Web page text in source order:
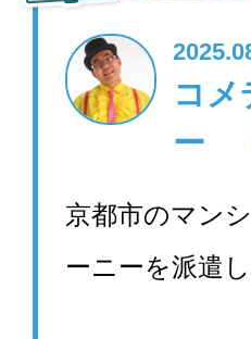
コ
ー
京都市のマン
ーニーを派遣し